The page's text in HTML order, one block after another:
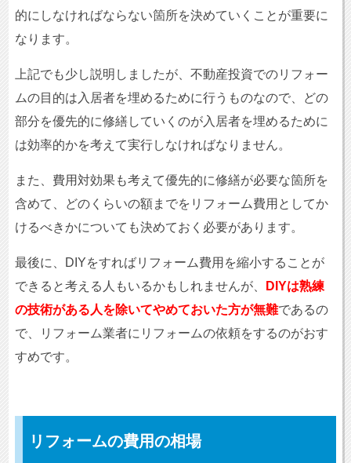
的にしなければならない箇所を決めていくことが重要に
なります。
上記でも少し説明しましたが、不動産投資でのリフォー
ムの目的は入居者を埋めるために行うものなので、どの
部分を優先的に修繕していくのが入居者を埋めるために
は効率的かを考えて実行しなければなりません。
また、費用対効果も考えて優先的に修繕が必要な箇所を
含めて、どのくらいの額までをリフォーム費用としてか
けるべきかについても決めておく必要があります。
最後に、DIYをすればリフォーム費用を縮小することが
できると考える人もいるかもしれませんが、
DIYは熟練
の技術がある人を除いてやめておいた方が無難であるの
で、リフォーム業者にリフォームの依頼をするのがおす
すめです。
リフォームの費用の相場